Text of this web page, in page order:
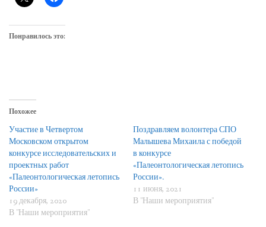
Понравилось это:
Похожее
Участие в Четвертом
Московском открытом
конкурсе исследовательских и
проектных работ
«Палеонтологическая летопись
России»
19 декабря, 2020
В "Наши мероприятия"
Поздравляем волонтера СПО
Малышева Михаила с победой
в конкурсе
«Палеонтологическая летопись
России».
11 июня, 2021
В "Наши мероприятия"